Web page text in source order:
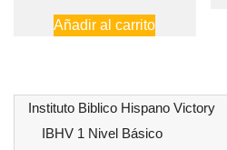
precio
original
Añadir al carrito
Instituto Biblico Hispano Victory
IBHV 1 Nivel Básico